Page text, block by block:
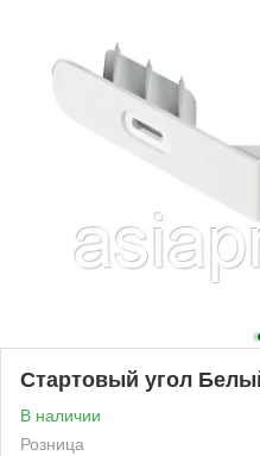
Стартовый угол
В наличии
Розница